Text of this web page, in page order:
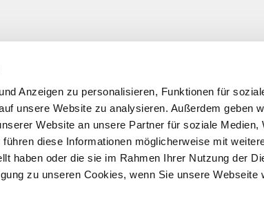
Anzeigen zu personalisieren, Funktionen für
unsere Website zu analysieren. Außerdem geben
Website an unsere Partner für soziale Medien,
diese Informationen möglicherweise mit
haben oder die sie im Rahmen Ihrer Nutzung der
zu unseren Cookies, wenn Sie unsere Webseite
Kontakt
Newsletter
Datenschutz
Impressum